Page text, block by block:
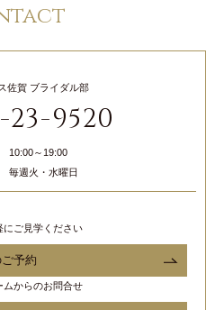
佐賀 ブライダル部
23-9520
10:00～19:00
毎週火・水曜日
にご見学ください
予約
ムからのお問合せ